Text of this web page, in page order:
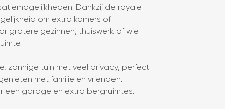
Dankzij de royale
om extra kamers of
grotere gezinnen, thuiswerk of wie
zonnige tuin met veel privacy, perfect
met familie en vrienden.
garage en extra bergruimtes.